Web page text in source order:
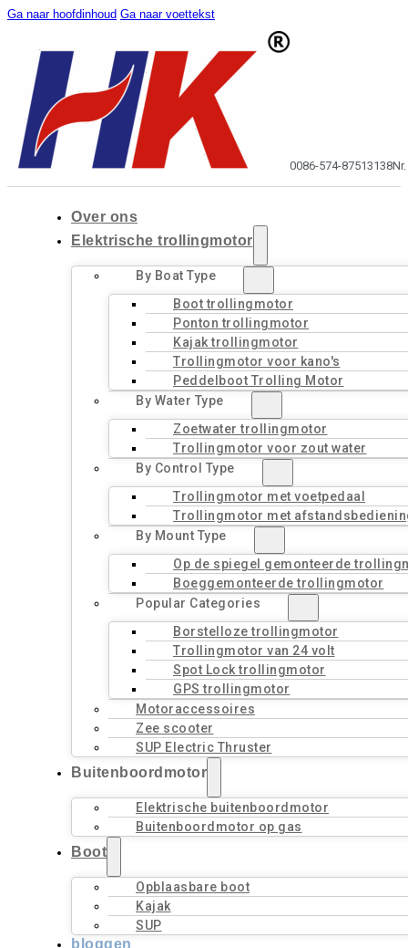
Ga naar hoofdinhoud Ga naar voettekst
0086-574-87513138
Over ons
Elektrische trollingmotor
By Boat Type
Boot trollingmotor
Ponton trollingmotor
Kajak trollingmotor
Trollingmotor voor kano's
Peddelboot Trolling Motor
By Water Type
Zoetwater trollingmotor
Trollingmotor voor zout water
By Control Type
Trollingmotor met voetpedaal
Trollingmotor met
By Mount Type
Op de spiegel gemonteerde
Boeggemonteerde trollingmotor
Popular Categories
Borstelloze trollingmotor
Trollingmotor van 24 volt
Spot Lock trollingmotor
GPS trollingmotor
Motoraccessoires
Zee scooter
SUP Electric Thruster
Buitenboordmotor
Elektrische buitenboordmotor
Buitenboordmotor op gas
Boot
Opblaasbare boot
Kajak
SUP
bloggen